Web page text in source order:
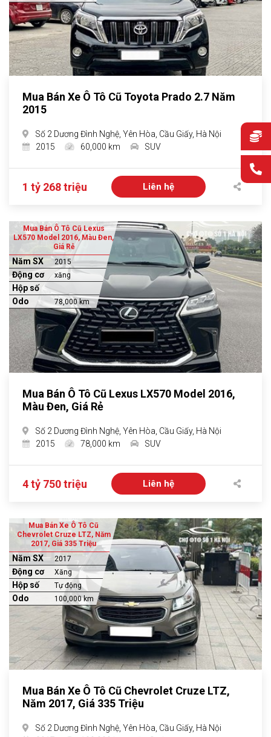
Mua Bán Xe Ô Tô Cũ Toyota Prado 2.7 Năm
2015
Số 2 Dương Đình Nghệ, Yên Hòa, Cầu Giấy, Hà Nội
2015
60,000 km SUV
1 tỷ 268 triệu Liên hệ
Mua Bán Ô Tô Cũ Lexus
LX570 Model 2016, Màu Đen,
Giá Rẻ
Năm SX 2015
Động cơ xăng
Hộp số
Odo
78,000 km
Mua Bán Ô Tô Cũ Lexus LX570 Model 2016,
Màu Đen, Giá Rẻ
Số 2 Dương Đình Nghệ, Yên Hòa, Cầu Giấy, Hà Nội
2015
78,000 km SUV
4 tỷ 750 triệu Liên hệ
Mua Bán Xe Ô Tô Cũ
Chevrolet Cruze LTZ, Năm
2017, Giá 335 Triệu
Năm SX 2017
Động cơ Xăng
Hộp số Tự động
Odo 100,000 km
Mua Bán Xe Ô Tô Cũ Chevrolet Cruze LTZ,
Năm 2017, Giá 335 Triệu
Số 2 Dương Đình Nghệ, Yên Hòa, Cầu Giấy, Hà Nội